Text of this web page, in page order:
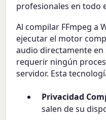
profesionales en todo
Al compilar FFmpeg a
ejecutar el motor
audio directamente
requerir ningún
servidor. Esta
Privacidad
salen de su